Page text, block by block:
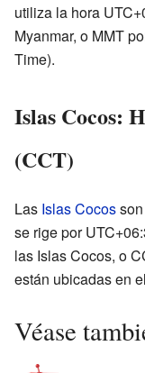
utiliza la hora
Myanmar, o MMT
Time).
Islas Cocos:
(CCT)
Las Islas Cocos
se rige por
las Islas Cocos, o
están ubicadas en el
Véase